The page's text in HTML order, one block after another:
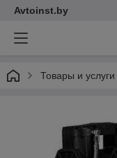
Avtoinst.by
Товары и услуги